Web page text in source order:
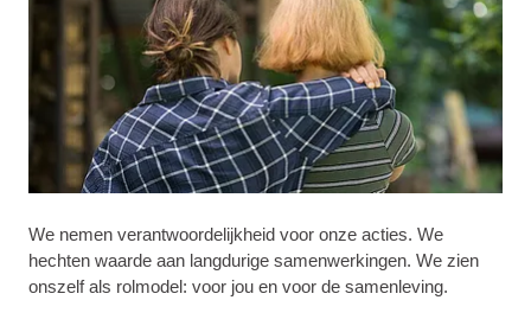
We nemen verantwoordelijkheid voor onze acties. We
hechten waarde aan langdurige samenwerkingen. We zien
onszelf als rolmodel: voor jou en voor de samenleving.